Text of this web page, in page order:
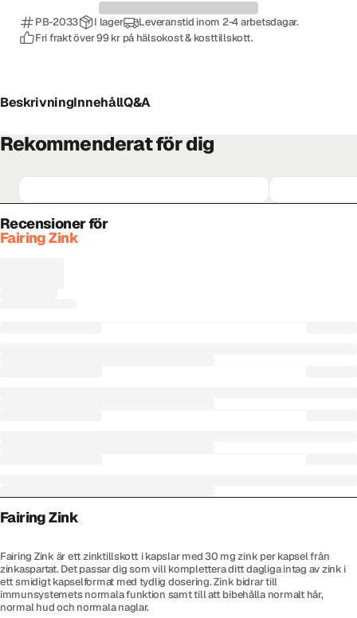
PB-2033 I lager
Leveranstid inom 2-4 arbetsdagar.
Fri frakt över 99 kr på hälsokost & kosttillskott.
BeskrivningInnehållQ&A
Rekommenderat för dig
Recensioner för
Fairing Zink
Fairing Zink
Fairing Zink är ett zinktillskott i kapslar med 30 mg zink per kapsel från
zinkaspartat. Det passar dig som vill komplettera ditt dagliga intag av zink i
ett smidigt kapselformat med tydlig dosering. Zink bidrar till
immunsystemets normala funktion samt till att bibehålla normalt hår,
normal hud och normala naglar.